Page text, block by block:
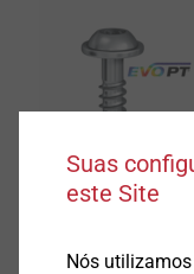
Suas
este Site
Nós